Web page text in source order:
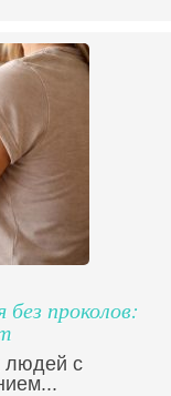
проколов:
людей с